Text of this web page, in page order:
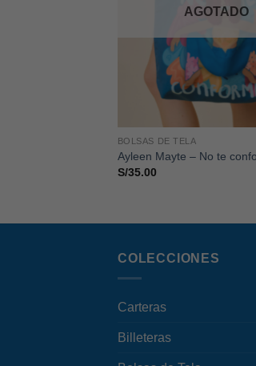
AGOTADO
BOLSAS DE TELA
Ayleen Mayte – No te
S/35.00
COLECCIONES
Carteras
Billeteras